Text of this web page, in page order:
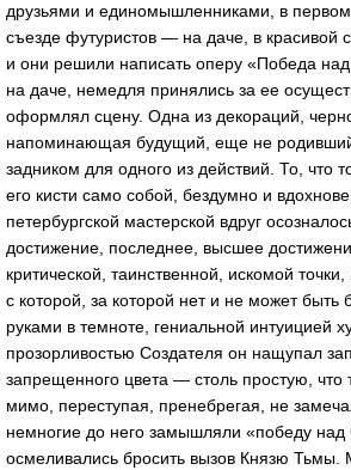
друзьями и единомышленниками, в первом
съезде футуристов — на даче, в красивой
и они решили написать оперу «Победа
на даче, немедля принялись за ее
оформлял сцену. Одна из декораций,
напоминающая будущий, еще не
задником для одного из действий. То, что
его кисти само собой, бездумно и
петербургской мастерской вдруг
достижение, последнее, высшее
критической, таинственной, искомой
с которой, за которой нет и не может
руками в темноте, гениальной интуицией
прозорливостью Создателя он нащупал
запрещенного цвета — столь простую, что
мимо, переступая, пренебрегая, не
немногие до него замышляли «победу
осмеливались бросить вызов Князю